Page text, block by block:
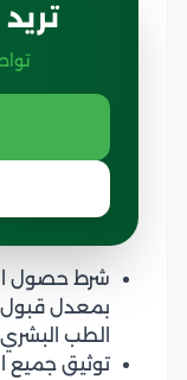
شرط حصول
الطب
توثيق جميع